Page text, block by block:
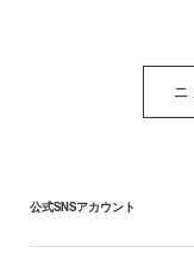
公式SNSアカウント